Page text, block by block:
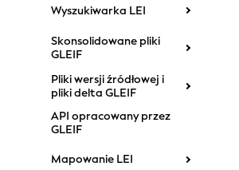
Wyszukiwarka LEI
Skonsolidowane pliki
GLEIF
Pliki wersji źródłowej i
pliki delta GLEIF
API opracowany przez
GLEIF
Mapowanie LEI